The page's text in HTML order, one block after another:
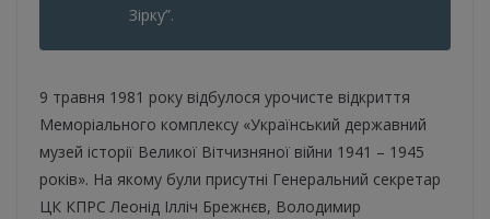
Зірку”.
9 травня 1981 року відбулося урочисте відкриття
Меморіального комплексу «Український державний
музей історії Великої Вітчизняної війни 1941 – 1945
років». На якому були присутні Генеральний секретар
ЦК КПРС Леонід Ілліч Брежнєв, Володимир